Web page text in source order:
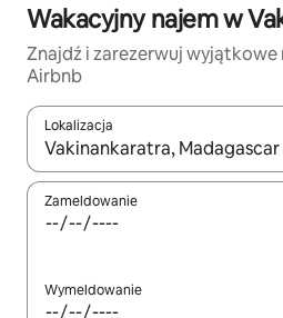
Wakacyjny najem w
Znajdź i zarezerwuj wyjątkowe
Airbnb
Lokalizacja
Gdy wyniki będą dostępne,
Zameldowanie
Wymeldowanie